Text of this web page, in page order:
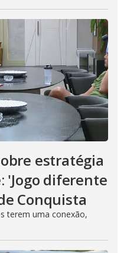
estratégia
'Jogo diferente
Conquista
terem uma conexão,